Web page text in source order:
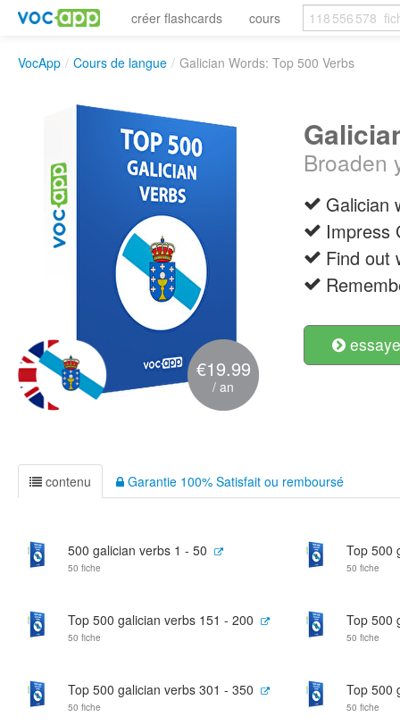
créer flashcards cours
VocApp / Cours de langue / Galician Words: Top 500 Verbs
€19.99
/ an
Broaden
Galician
Impress
Find out
contenu Garantie 100% Satisfait ou remboursé
500 galician verbs 1 - 50
50 fiche
Top 500
50 fiche
Top 500 galician verbs 151 - 200
50 fiche
Top 500
50 fiche
Top 500 galician verbs 301 - 350
50 fiche
Top 500
50 fiche